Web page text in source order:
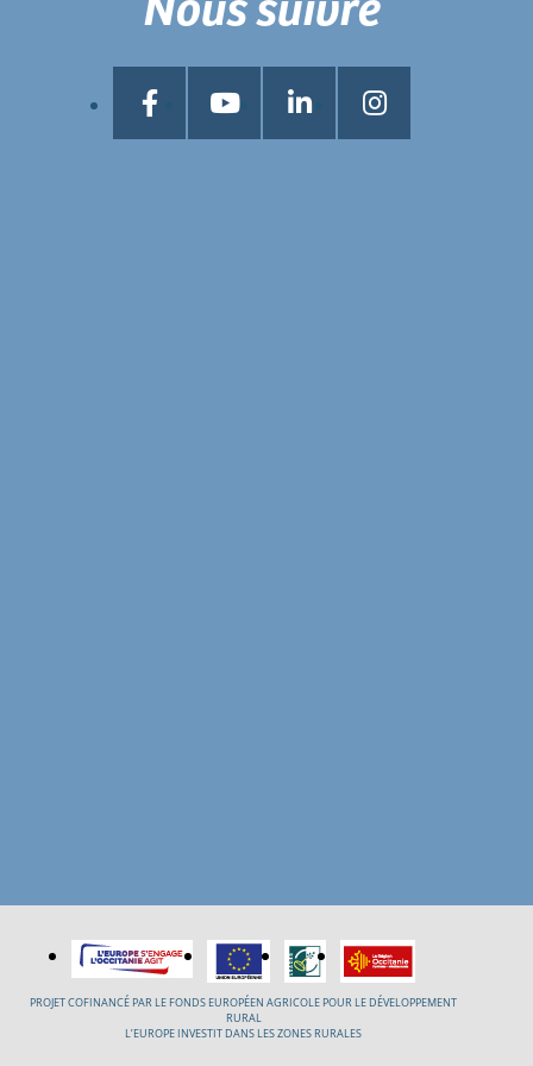
PROJET COFINANCÉ PAR LE FONDS EUROPÉEN AGRICOLE POUR LE DÉVELOPPEMENT
RURAL
L’EUROPE INVESTIT DANS LES ZONES RURALES